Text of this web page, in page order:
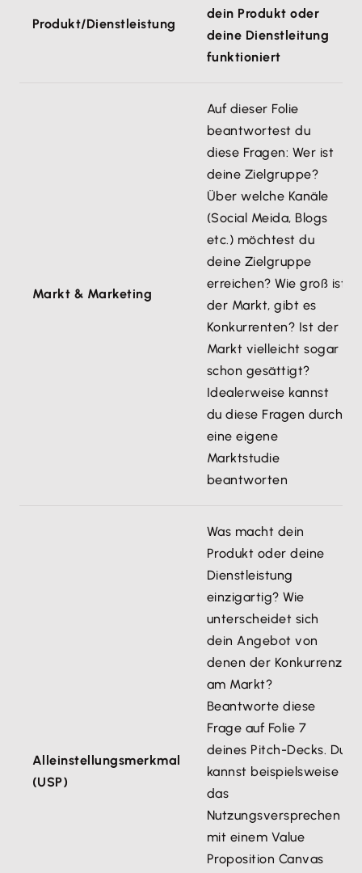
Produkt/Dienstleistung
dein Produkt oder
deine Dienstleitung
funktioniert
Markt & Marketing
Auf dieser Folie
beantwortest du
diese Fragen: Wer ist
deine Zielgruppe?
Über welche Kanäle
(Social Meida, Blogs
etc.) möchtest du
deine Zielgruppe
erreichen? Wie groß ist
der Markt, gibt es
Konkurrenten? Ist der
Markt vielleicht sogar
schon gesättigt?
Idealerweise kannst
du diese Fragen durch
eine eigene
Marktstudie
beantworten
Alleinstellungsmerkmal
(USP)
Was macht dein
Produkt oder deine
Dienstleistung
einzigartig? Wie
unterscheidet sich
dein Angebot von
denen der Konkurrenz
am Markt?
Beantworte diese
Frage auf Folie 7
deines Pitch-Decks. Du
kannst beispielsweise
das
Nutzungsversprechen
mit einem Value
Proposition Canvas